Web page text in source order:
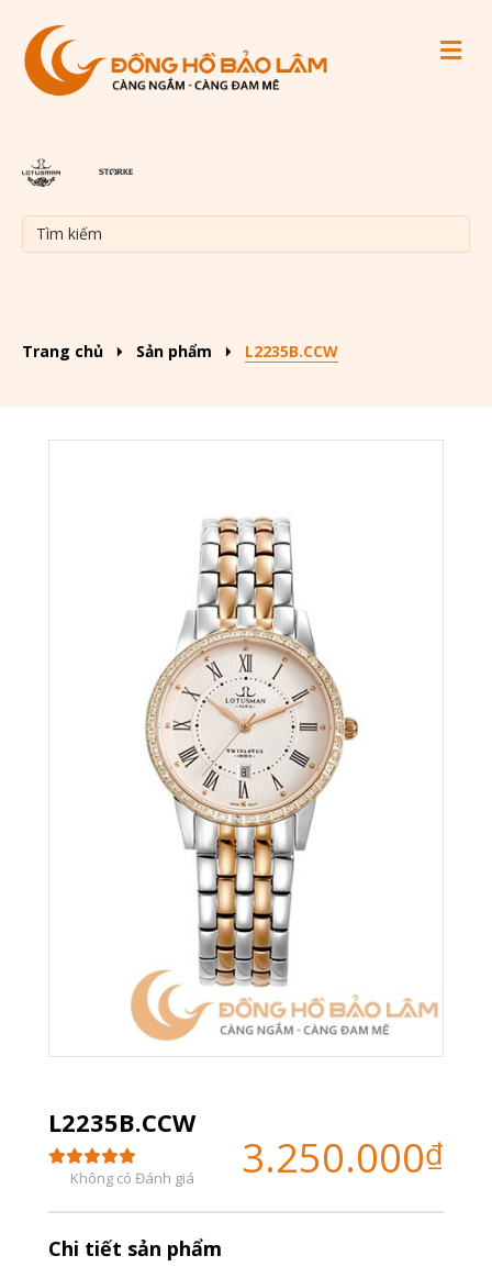
Trang chủ Sản phẩm L2235B.CCW
L2235B.CCW
Không có Đánh giá 3.250.000₫
Chi tiết sản phẩm